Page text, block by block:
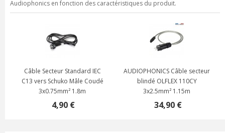
Audiophonics en fonction des caractéristiques du produit.
Câble Secteur Standard IEC
C13 vers Schuko Mâle Coudé
3x0.75mm² 1.8m
4,90 €
AUDIOPHONICS Câble secteur
blindé OLFLEX 110CY
3x2.5mm² 1.15m
34,90 €